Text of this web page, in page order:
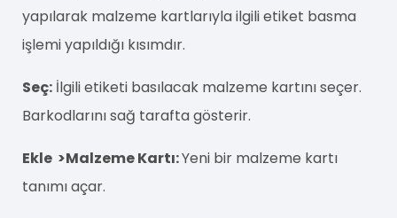
yapılarak malzeme kartlarıyla ilgili etiket basma
işlemi yapıldığı kısımdır.
Seç: İlgili etiketi basılacak malzeme kartını seçer.
Barkodlarını sağ tarafta gösterir.
Ekle >Malzeme Kartı:Yeni bir malzeme kartı
tanımı açar.